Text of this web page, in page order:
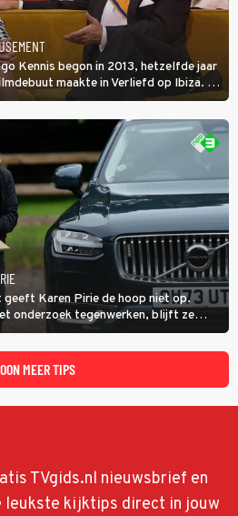
Kennis begon in 2013, hetzelfde jaar
maakte in Verliefd op Ibiza. In
wat ze nog meer weten van het
waren.
geeft Karen Pirie de hoop niet op.
onderzoek tegenwerken, blijft ze
slotaflevering van Karen Pirie leidt het
naar Malta.
MEER TIPS
TVgids.nl nieuwsbrief en
leukste kijktips direct in jouw